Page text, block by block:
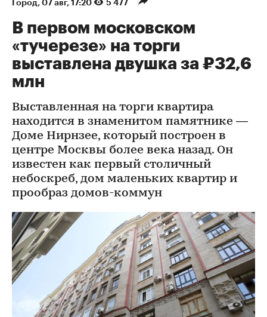
Город⁠, 07 авг, 17:20 5 477
В первом московском
«тучерезе» на торги
выставлена двушка за ₽32,6
млн
Выставленная на торги квартира
находится в знаменитом памятнике —
Доме Нирнзее, который построен в
центре Москвы более века назад. Он
известен как первый столичный
небоскреб, дом маленьких квартир и
прообраз домов-коммун